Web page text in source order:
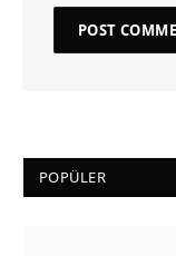
POPÜLER